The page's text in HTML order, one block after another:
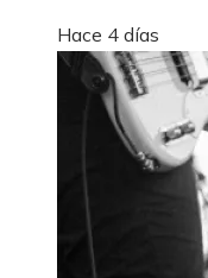
Hace 4 días